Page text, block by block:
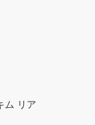
ム リア